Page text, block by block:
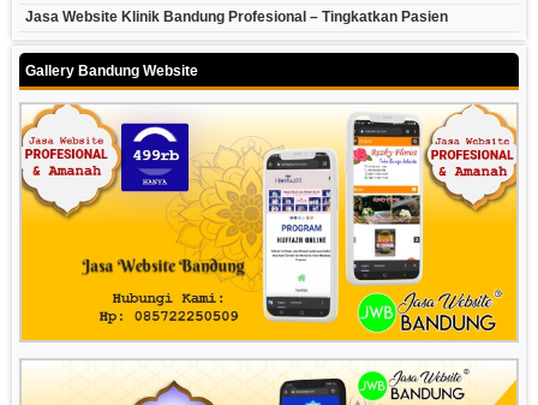
Jasa Website Klinik Bandung Profesional – Tingkatkan Pasien
Gallery Bandung Website